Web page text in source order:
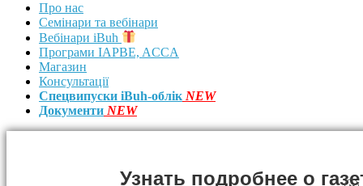
Про нас
Семінари та вебінари
Вебінари iBuh
Програми IAPBE, ACCA
Магазин
Консультації
Спецвипуски iBuh-облік NEW
Документи NEW
Узнать подробнее о